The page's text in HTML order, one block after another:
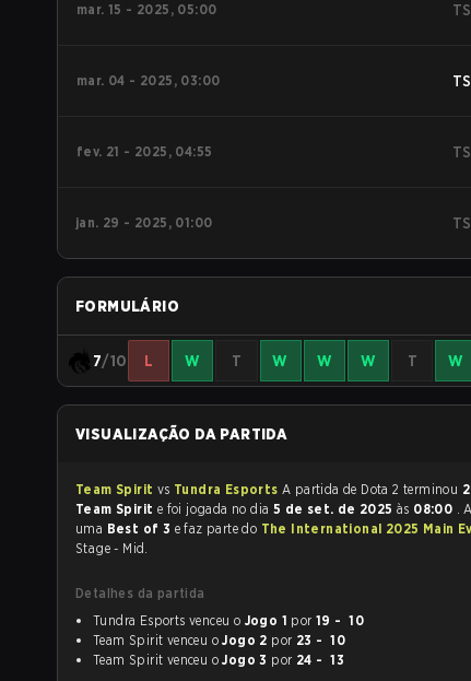
mar. 15 - 2025, 05:00
mar. 04 - 2025, 03:00
fev. 21 - 2025, 04:55
jan. 29 - 2025, 01:00
FORMULÁRIO
7/10 L W T W W W T W
VISUALIZAÇÃO DA PARTIDA
Team Spirit vs Tundra Esports A partida de Dota 2 terminou
Team Spirit
e foi jogada no dia 5 de set. de 2025 às 08:00 .
uma Best of 3 e faz parte do The International 2025 Main
Stage - Mid.
Detalhes da partida
Tundra Esports venceu o Jogo 1 por
19 - 10
Team Spirit venceu oJogo 2 por
23 - 10
Team Spirit venceu oJogo 3 por 24 - 13